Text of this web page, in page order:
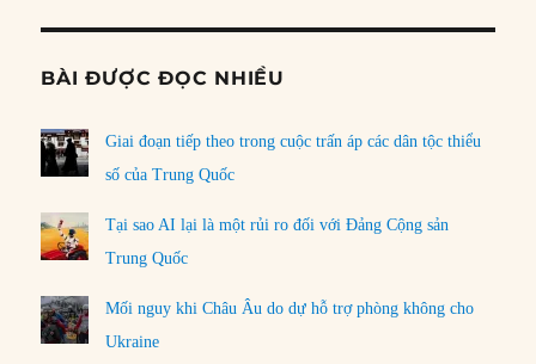
BÀI ĐƯỢC ĐỌC NHIỀU
Giai đoạn tiếp theo trong cuộc trấn áp các dân tộc thiểu
số của Trung Quốc
Tại sao AI lại là một rủi ro đối với Đảng Cộng sản
Trung Quốc
Mối nguy khi Châu Âu do dự hỗ trợ phòng không cho
Ukraine